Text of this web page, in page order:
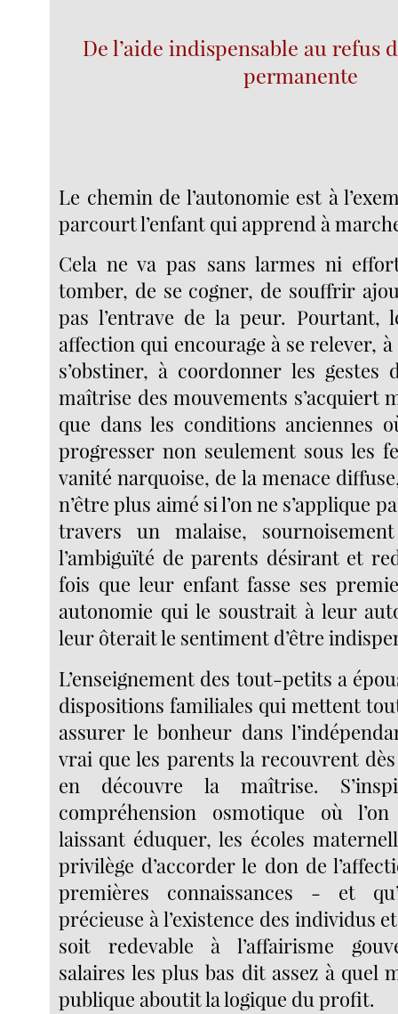
De l’aide indispensable au refus
permanente
Le chemin de l’autonomie est à
parcourt l’enfant qui apprend à
Cela ne va pas sans larmes ni
tomber, de se cogner, de souffrir
pas l’entrave de la peur. Pourtant,
affection qui encourage à se relever,
s’obstiner, à coordonner les gestes
maîtrise des mouvements s’acquiert
que dans les conditions anciennes
progresser non seulement sous les
vanité narquoise, de la menace
n’être plus aimé si l’on ne s’applique
travers un malaise,
l’ambiguïté de parents désirant et
fois que leur enfant fasse ses
autonomie qui le soustrait à leur
leur ôterait le sentiment d’être
L’enseignement des tout-petits a
dispositions familiales qui mettent
assurer le bonheur dans
vrai que les parents la recouvrent dès
en découvre la maîtrise.
compréhension osmotique où
laissant éduquer, les écoles
privilège d’accorder le don de
premières connaissances - et
précieuse à l’existence des individus
soit redevable à l’affairisme
salaires les plus bas dit assez à quel
publique aboutit la logique du profit.